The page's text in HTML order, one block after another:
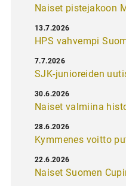
Naiset pistejakoon
HPS vahvempi
13.7.2026
SJK-junioreiden
7.7.2026
Naiset valmiina
30.6.2026
Kymmenes voitto
28.6.2026
Naiset Suomen
22.6.2026